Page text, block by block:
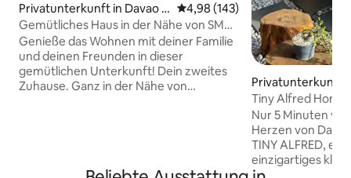
Privatunterkunft in Davao C
ity
Durchschnittliche Bewertung:
4,98 (143)
Gemütliches Haus in der Nähe von SM
Lanang, Flughafen, kostenloser
Parkplatz
Genieße das Wohnen mit deiner Familie
und deinen Freunden in dieser
gemütlichen Unterkunft! Dein zweites
Zuhause. Ganz in der Nähe von
Privatunterkunft
ity
Tiny Alfred Home
Freien in der
Nur 5 Minuten
Herzen von
TINY ALFRED,
einzigartiges
schwarzem Holz-